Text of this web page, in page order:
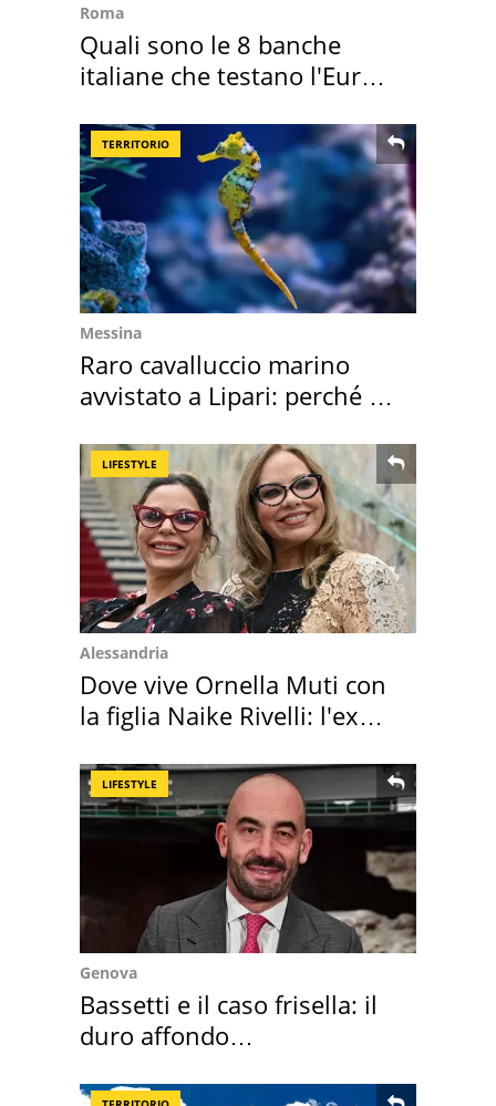
Roma
Quali sono le 8 banche
italiane che testano l'Euro
TERRITORIO
Messina
Raro cavalluccio marino
avvistato a Lipari: perché è
LIFESTYLE
Alessandria
Dove vive Ornella Muti con
la figlia Naike Rivelli: l'ex
LIFESTYLE
Genova
Bassetti e il caso frisella: il
duro affondo